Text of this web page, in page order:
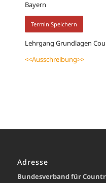
Lehrgang Grundlagen
<<Ausschreibung>>
Bayern
Termin Speichern
Adresse
Bundesverband für